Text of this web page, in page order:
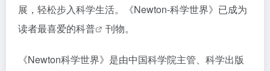
展，轻松步入科学生活。《Newton-科学世界》已成为
读者最喜爱的科普 刊物。
《Newton科学世界》是由中国科学院主管、科学出版